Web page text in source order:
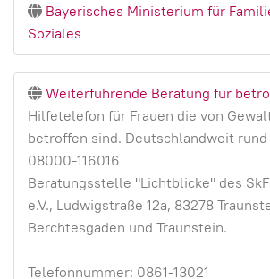
Bayerisches Ministerium für
Soziales
Weiterführende Beratung für
Hilfetelefon für Frauen die von
betroffen sind. Deutschlandweit rund
08000-116016
Beratungsstelle "Lichtblicke" des
e.V., Ludwigstraße 12a, 83278
Berchtesgaden und Traunstein.
Telefonnummer: 0861-13021